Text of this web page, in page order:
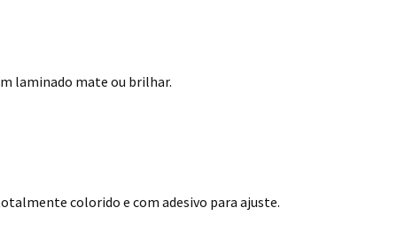
laminado mate ou brilhar.
colorido e com adesivo para ajuste.